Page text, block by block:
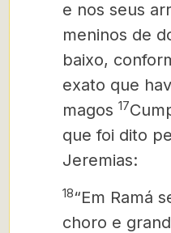
e nos seus
meninos de
baixo,
exato que
magos 17
que foi dito
Jeremias:
18“Em Ramá
choro e